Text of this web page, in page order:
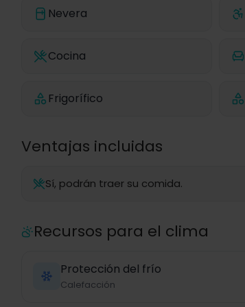
Nevera
Cocina
Frigorífico
Ventajas incluidas
Sí, podrán traer su comida.
Recursos para el clima
Protección del frío
Calefacción